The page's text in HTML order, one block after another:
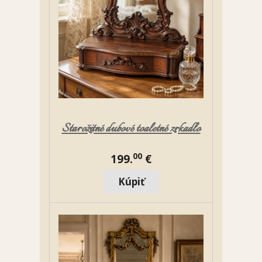
Starožitné dubové toaletné zrkadlo
199.00 €